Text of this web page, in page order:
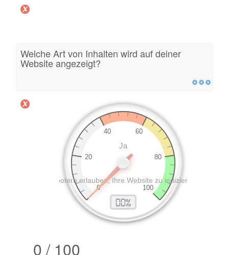
Welche Art von Inhalten wird auf deiner
Website angezeigt?
0 / 100